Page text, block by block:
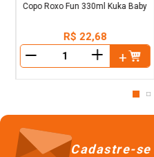
Copo Roxo Fun 330ml Kuka Baby
R$ 22,68
＋
Cadastre-